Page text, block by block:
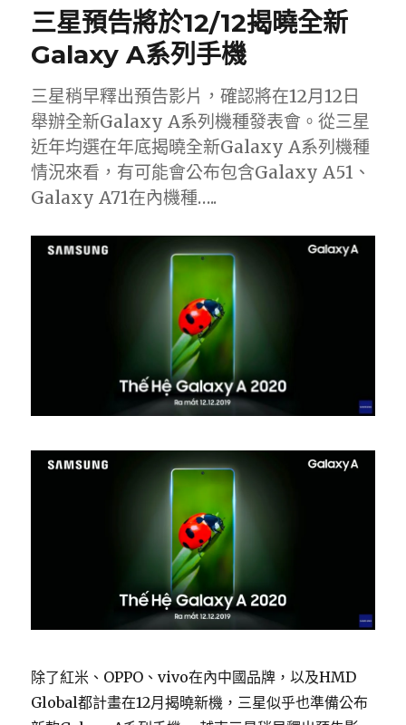
三星預告將於12/12揭曉全新
Galaxy A系列手機
三星稍早釋出預告影片，確認將在12月12日
舉辦全新Galaxy A系列機種發表會。從三星
近年均選在年底揭曉全新Galaxy A系列機種
情況來看，有可能會公布包含Galaxy A51、
Galaxy A71在內機種…..
除了紅米、OPPO、vivo在內中國品牌，以及HMD
Global都計畫在12月揭曉新機，三星似乎也準備公布